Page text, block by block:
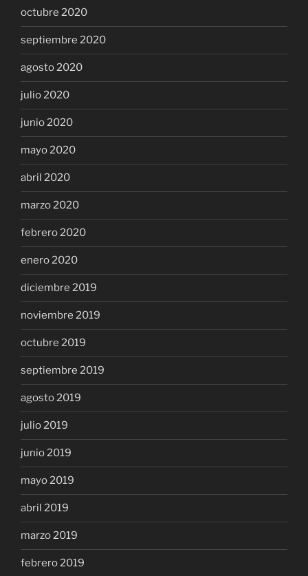
octubre 2020
septiembre 2020
agosto 2020
julio 2020
junio 2020
mayo 2020
abril 2020
marzo 2020
febrero 2020
enero 2020
diciembre 2019
noviembre 2019
octubre 2019
septiembre 2019
agosto 2019
julio 2019
junio 2019
mayo 2019
abril 2019
marzo 2019
febrero 2019